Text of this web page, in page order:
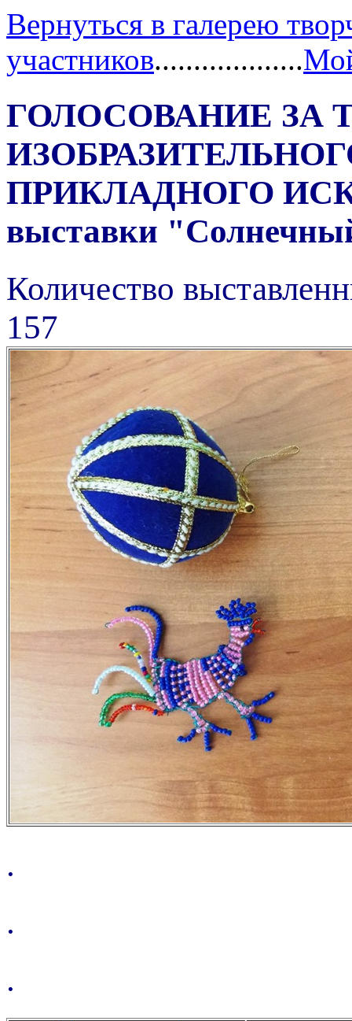
Вернуться в галерею
участников...................
ГОЛОСОВАНИЕ ЗА
ПРИКЛАДНОГО
выставки
Количество
157
.
.
.